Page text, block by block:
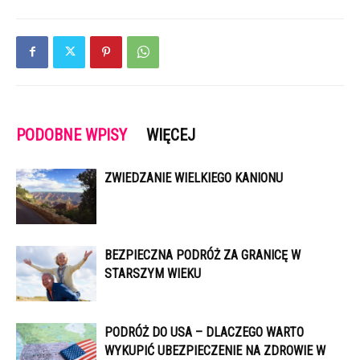
PODOBNE WPISY WIĘCEJ
ZWIEDZANIE WIELKIEGO KANIONU
BEZPIECZNA PODRÓŻ ZA GRANICĘ W
STARSZYM WIEKU
PODRÓŻ DO USA – DLACZEGO WARTO
WYKUPIĆ UBEZPIECZENIE NA ZDROWIE W